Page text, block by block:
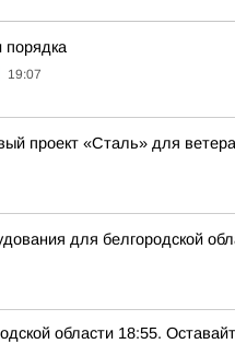
порядка
19:07
проект «Сталь» для
для белгородской
области 18:55.